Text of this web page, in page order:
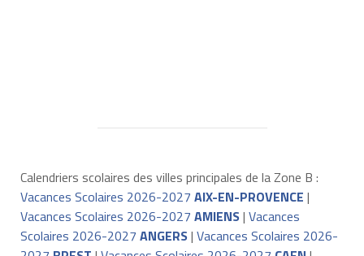
Calendriers scolaires des villes principales de la Zone B :
Vacances Scolaires 2026-2027 AIX-EN-PROVENCE |
Vacances Scolaires 2026-2027 AMIENS| Vacances
Scolaires 2026-2027 ANGERS| Vacances Scolaires 2026-